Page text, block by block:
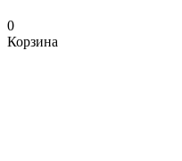
0
Корзина